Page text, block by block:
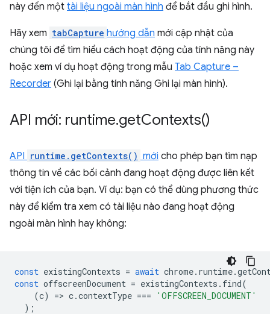
này đến một tài liệu ngoài màn hình để bắt đầu ghi hình.
Hãy xem tabCapture hướng dẫn mới cập nhật của
chúng tôi để tìm hiểu cách hoạt động của tính năng này
hoặc xem ví dụ hoạt động trong mẫu Tab Capture –
Recorder (Ghi lại bằng tính năng Ghi lại màn hình).
API mới: runtime.getContexts()
API runtime.getContexts() mới cho phép bạn tìm nạp
thông tin về các bối cảnh đang hoạt động được liên kết
với tiện ích của bạn. Ví dụ: bạn có thể dùng phương thức
này để kiểm tra xem có tài liệu nào đang hoạt động
ngoài màn hình hay không:
const existingContexts = await chrome. runtime.
const offscreenDocument = existingContexts . find(
(c) => c.contextType ===
'OFFSCREEN_DOCUMENT'
);